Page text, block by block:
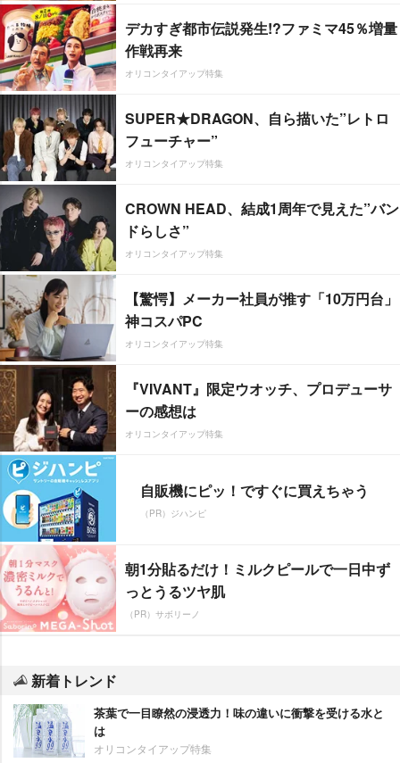
デカすぎ都市伝説発生!?ファミマ45％増量
作戦再来
オリコンタイアップ特集
SUPER★DRAGON、自ら描いた”レトロ
フューチャー”
オリコンタイアップ特集
CROWN HEAD、結成1周年で見えた”バン
ドらしさ”
オリコンタイアップ特集
【驚愕】メーカー社員が推す「10万円台」
神コスパPC
オリコンタイアップ特集
『VIVANT』限定ウオッチ、プロデューサ
ーの感想は
オリコンタイアップ特集
自販機にピッ！ですぐに買えちゃう
（PR）ジハンピ
朝1分貼るだけ！ミルクピールで一日中ず
っとうるツヤ肌
（PR）サボリーノ
新着トレンド
茶葉で一目瞭然の浸透力！味の違いに衝撃を受ける水と
は
オリコンタイアップ特集